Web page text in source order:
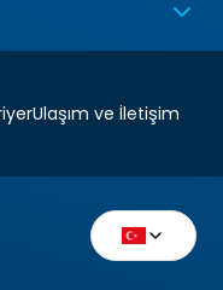
Ulaşım ve İletişim